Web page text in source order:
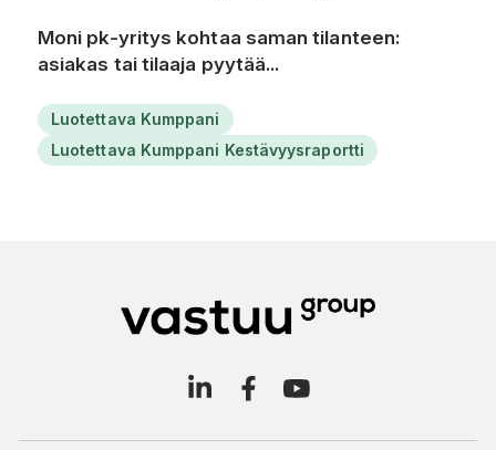
Moni pk-yritys kohtaa saman tilanteen:
asiakas tai tilaaja pyytää...
Luotettava Kumppani
Luotettava Kumppani Kestävyysraportti